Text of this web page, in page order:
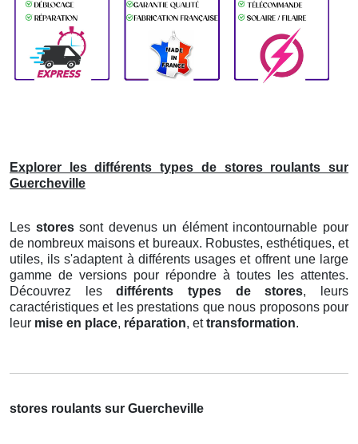
Explorer les différents types de stores roulants sur
Guercheville
Les storessont devenus un élément incontournable pour
de nombreux maisons et bureaux. Robustes, esthétiques, et
utiles, ils s'adaptent à différents usages et offrent une large
gamme de versions pour répondre à toutes les attentes.
Découvrez lesdifférents types de stores, leurs
caractéristiques et les prestations que nous proposons pour
leur mise en place, réparation, ettransformation.
stores roulants sur Guercheville